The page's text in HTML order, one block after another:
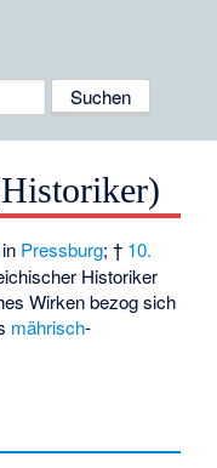
in Pressburg; † 10.
Historiker
Wirken bezog sich
mährisch-